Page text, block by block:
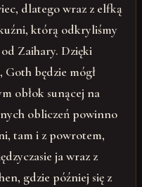
dlatego wraz z elfką
którą odkryliśmy
Zaihary. Dzięki
Goth będzie mógł
obłok sunącej na
obliczeń powinno
tam i z powrotem,
ja wraz z
gdzie później się z